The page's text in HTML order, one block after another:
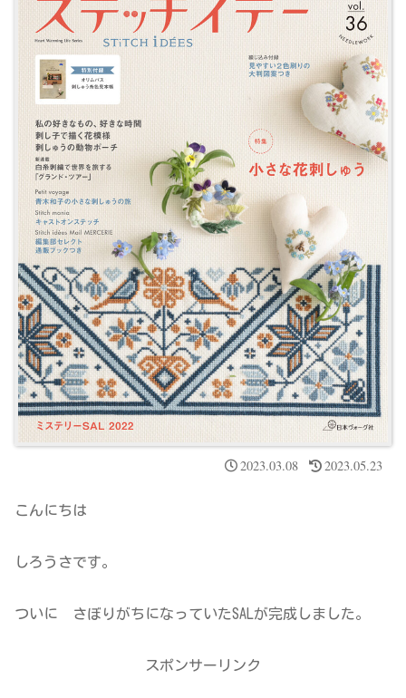
2023.03.08 2023.05.23
こんにちは
しろうさです。
ついに さぼりがちになっていたSALが完成しました。
スポンサーリンク